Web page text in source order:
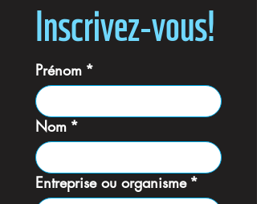
Inscrivez-vous!
Prénom *
Nom *
Entreprise ou organisme *